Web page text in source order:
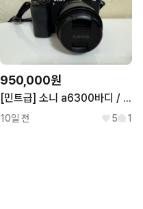
950,000원
[민트급] 소니 a6300바디 / SEL35F18렌즈
10일 전 5 1